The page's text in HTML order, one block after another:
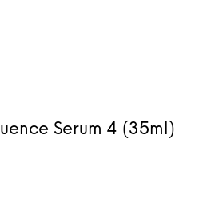
Serum 4 (35ml)